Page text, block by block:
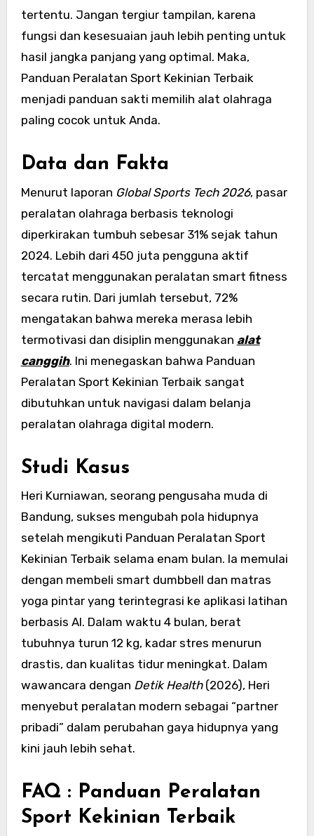
tertentu. Jangan tergiur tampilan, karena
fungsi dan kesesuaian jauh lebih penting untuk
hasil jangka panjang yang optimal. Maka,
Panduan Peralatan Sport Kekinian Terbaik
menjadi panduan sakti memilih alat olahraga
paling cocok untuk Anda.
Data dan Fakta
Menurut laporan Global Sports Tech 2026, pasar
peralatan olahraga berbasis teknologi
diperkirakan tumbuh sebesar 31% sejak tahun
2024. Lebih dari 450 juta pengguna aktif
tercatat menggunakan peralatan smart fitness
secara rutin. Dari jumlah tersebut, 72%
mengatakan bahwa mereka merasa lebih
termotivasi dan disiplin menggunakan alat
canggih. Ini menegaskan bahwa Panduan
Peralatan Sport Kekinian Terbaik sangat
dibutuhkan untuk navigasi dalam belanja
peralatan olahraga digital modern.
Studi Kasus
Heri Kurniawan, seorang pengusaha muda di
Bandung, sukses mengubah pola hidupnya
setelah mengikuti Panduan Peralatan Sport
Kekinian Terbaik selama enam bulan. Ia memulai
dengan membeli smart dumbbell dan matras
yoga pintar yang terintegrasi ke aplikasi latihan
berbasis AI. Dalam waktu 4 bulan, berat
tubuhnya turun 12 kg, kadar stres menurun
drastis, dan kualitas tidur meningkat. Dalam
wawancara dengan Detik Health(2026), Heri
menyebut peralatan modern sebagai “partner
pribadi” dalam perubahan gaya hidupnya yang
kini jauh lebih sehat.
FAQ : Panduan Peralatan
Sport Kekinian Terbaik